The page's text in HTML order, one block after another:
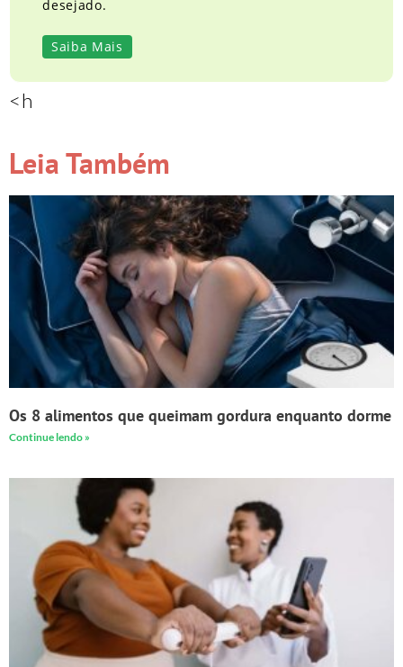
desejado.
Saiba Mais
<h
Leia Também
Os 8 alimentos que queimam gordura enquanto dorme
Continue lendo »